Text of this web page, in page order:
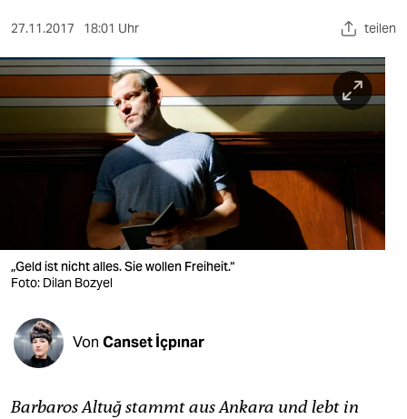
kultur
sport
berlin
nord
verlag
shop
fragen & hilfe
unterstützen
27.11.2017 18:01 Uhr teilen
„Geld ist nicht alles. Sie wollen Freiheit.“
Foto: Dilan Bozyel
Von Canset İçpınar
Barbaros Altuğ stammt aus Ankara und lebt in